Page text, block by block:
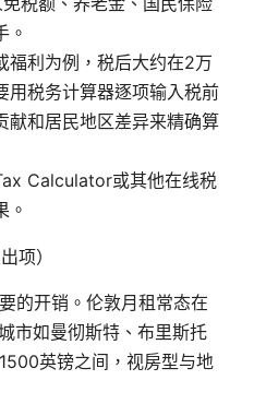
。
福利为例，税后大约在2万
用税务计算器逐项输入税前
献和居民地区差异来精确算
Calculator或其他在线税
。
项）
的开销。伦敦月租常态在
市如曼彻斯特、布里斯托
英镑之间，视房型与地